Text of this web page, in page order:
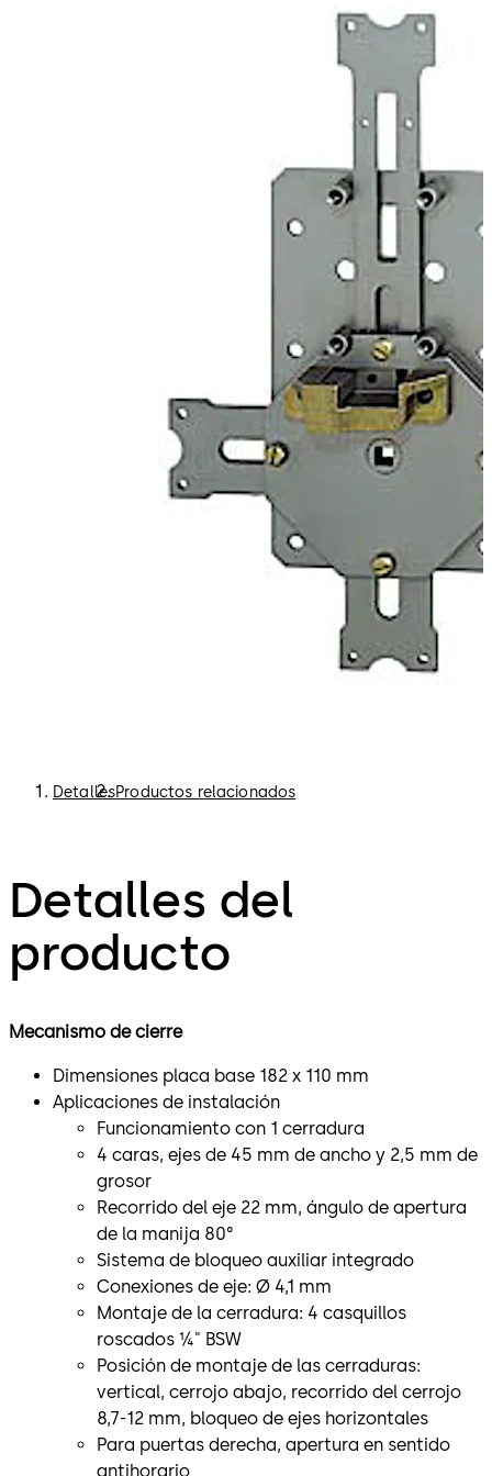
DetallesProductos relacionados
Detalles del
producto
Mecanismo de cierre
Dimensiones placa base 182 x 110 mm
Aplicaciones de instalación
Funcionamiento con 1 cerradura
4 caras, ejes de 45 mm de ancho y 2,5 mm de
grosor
Recorrido del eje 22 mm, ángulo de apertura
de la manija 80°
Sistema de bloqueo auxiliar integrado
Conexiones de eje: Ø 4,1 mm
Montaje de la cerradura: 4 casquillos
roscados ¼" BSW
Posición de montaje de las cerraduras:
vertical, cerrojo abajo, recorrido del cerrojo
8,7-12 mm, bloqueo de ejes horizontales
Para puertas derecha, apertura en sentido
antihorario